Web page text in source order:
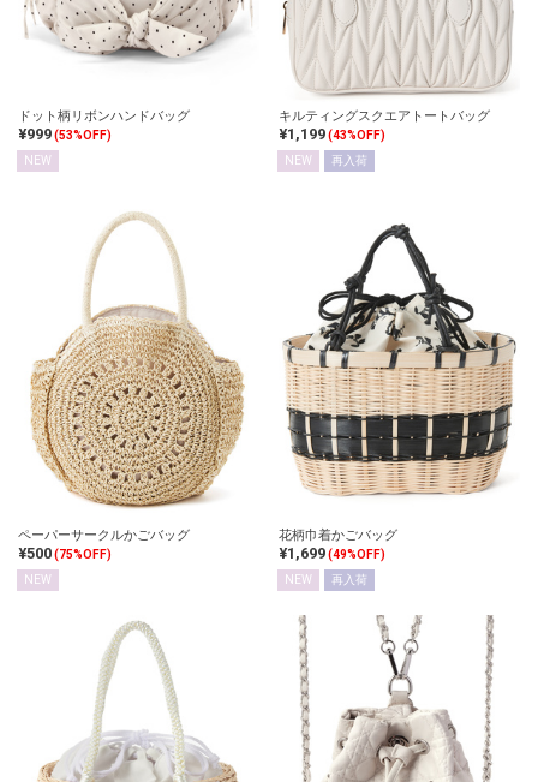
ドット柄リボンハンドバッグ
¥999(53%OFF)
NEW
キルティングスクエアトートバッグ
¥1,199(43%OFF)
NEW
再入荷
ペーパーサークルかごバッグ
¥500(75%OFF)
NEW
花柄巾着かごバッグ
¥1,699(49%OFF)
NEW
再入荷